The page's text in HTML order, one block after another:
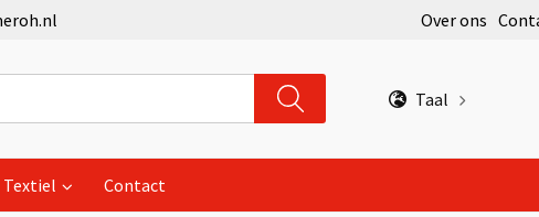
Over ons
Taal
Textiel Contact